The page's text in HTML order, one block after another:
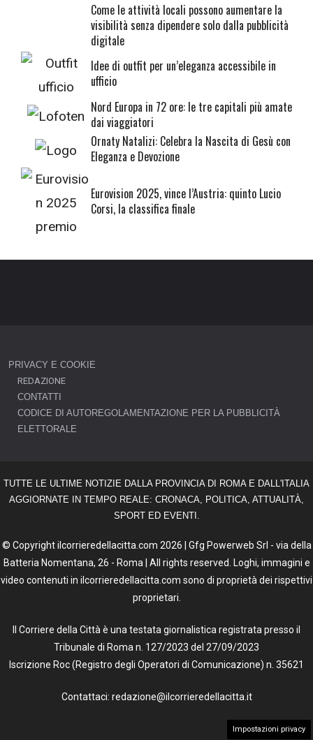
Come le attività locali possono aumentare la
visibilità senza dipendere solo dalla pubblicità
digitale
Idee di outfit per un’eleganza accessibile in
ufficio
Nord Europa in 72 ore: le tre capitali più amate
dai viaggiatori
Ornaty Natalizi: Celebra la Nascita di Gesù con
Eleganza e Devozione
Eurovision 2025, vince l’Austria: quinto Lucio
Corsi, la classifica finale
PRIVACY E COOKIE
REDAZIONE
CONTATTI
CODICE DI AUTOREGOLAMENTAZIONE PER LA PUBBLICITÀ
ELETTORALE
TUTTE LE ULTIME NOTIZIE DALLA PROVINCIA DI ROMA E DALL'ITALIA
AGGIORNATE IN TEMPO REALE: CRONACA, POLITICA, ATTUALITÀ,
SPORT ED EVENTI.
© Copyright ilcorrieredellacitta.com 2026 | Gfg Powerweb Srl - via della
Batteria Nomentana, 26 - Roma | All rights reserved. Loghi, immagini e
video contenuti in ilcorrieredellacitta.com sono di proprietà dei rispettivi
proprietari.
Il Corriere della Città è una testata giornalistica registrata presso il
Tribunale di Roma n. 127/2023 del 27/09/2023
Iscrizione Roc (Registro degli Operatori di Comunicazione) n. 35621
Contattaci: redazione@ilcorrieredellacitta.it
Impostazioni privacy